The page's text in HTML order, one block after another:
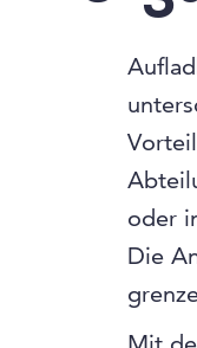
oder
Die